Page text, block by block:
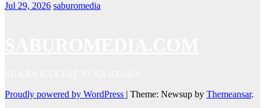
Jul 29, 2026 saburomedia
Proudly powered by WordPress | Theme: Newsup by Themeansar.